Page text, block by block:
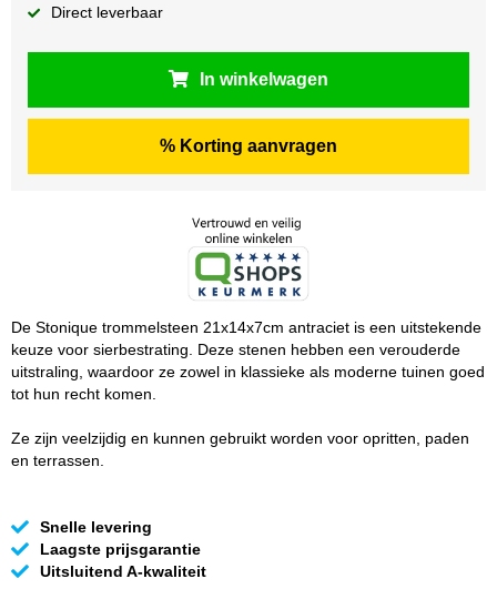
Direct leverbaar
In winkelwagen
% Korting aanvragen
De Stonique trommelsteen 21x14x7cm antraciet is een uitstekende
keuze voor sierbestrating. Deze stenen hebben een verouderde
uitstraling, waardoor ze zowel in klassieke als moderne tuinen goed
tot hun recht komen.
Ze zijn veelzijdig en kunnen gebruikt worden voor opritten, paden
en terrassen.
Snelle levering
Laagste prijsgarantie
Uitsluitend A-kwaliteit